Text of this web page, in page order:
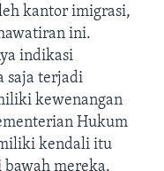
kantor imigrasi,
ini.
indikasi
saja terjadi
kewenangan
Hukum
kendali itu
mereka.